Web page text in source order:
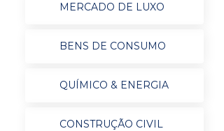
MERCADO DE LUXO
BENS DE CONSUMO
QUÍMICO & ENERGIA
CONSTRUÇÃO CIVIL